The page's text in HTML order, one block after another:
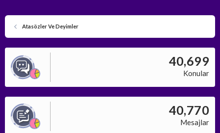
Atasözler Ve Deyimler
40,699
Konular
40,770
Mesajlar